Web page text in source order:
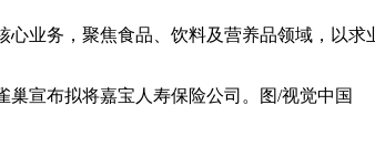
业务，聚焦食品、饮料及营养品领域，以求
宣布拟将嘉宝人寿保险公司。图/视觉中国